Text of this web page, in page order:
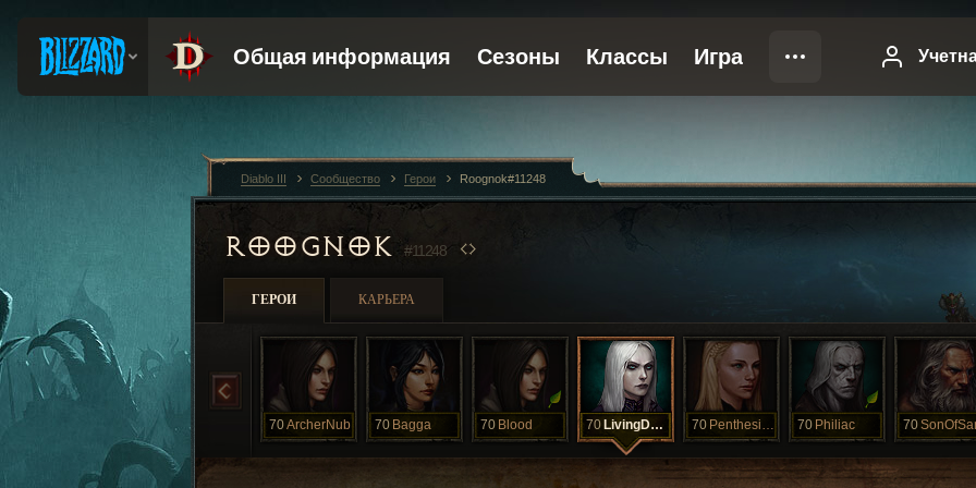
ROOGNOK#11248
ГЕРОИ КАРЬЕРА
70ArcherNub 70 Bagga 70 Blood 70 LivingDead 70 Penthesilea 70 Philiac 70
Diablo III Сообщество Герои Roognok#11248